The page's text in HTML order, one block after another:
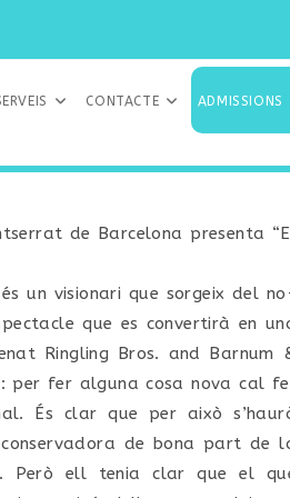
CONTACTE ADMISSIONS
de Barcelona presenta
un visionari que sorgeix del
que es convertirà en
Ringling Bros. and Barnum
per fer alguna cosa nova cal
És clar que per això
de bona part de
Però ell tenia clar que el